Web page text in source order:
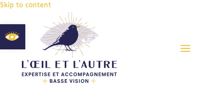
Skip to content
Ouvrir la barre d’outils